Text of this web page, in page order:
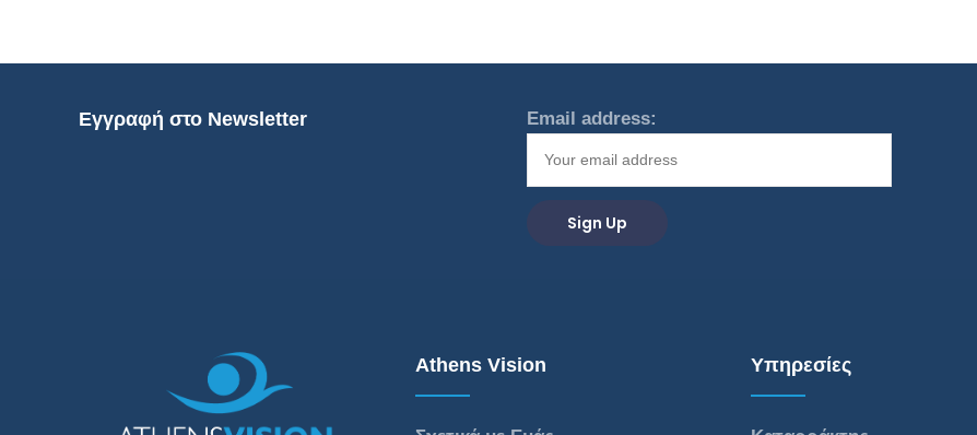
Εγγραφή στο Newsletter Email address:
Athens Vision Υπηρεσίες